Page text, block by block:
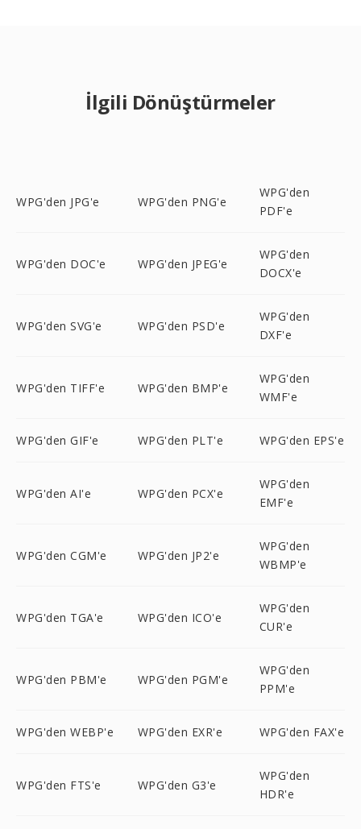
İlgili Dönüştürmeler
WPG'den JPG'e WPG'den PNG'e
WPG'den
PDF'e
WPG'den DOC'e WPG'den JPEG'e
WPG'den
DOCX'e
WPG'den SVG'e WPG'den PSD'e
WPG'den
DXF'e
WPG'den TIFF'e WPG'den BMP'e
WPG'den
WMF'e
WPG'den GIF'e WPG'den PLT'e WPG'den EPS'e
WPG'den AI'e WPG'den PCX'e
WPG'den
EMF'e
WPG'den CGM'e WPG'den JP2'e
WPG'den
WBMP'e
WPG'den TGA'e WPG'den ICO'e
WPG'den
CUR'e
WPG'den PBM'e WPG'den PGM'e
WPG'den
PPM'e
WPG'den WEBP'e WPG'den EXR'e WPG'den FAX'e
WPG'den FTS'e WPG'den G3'e
WPG'den
HDR'e